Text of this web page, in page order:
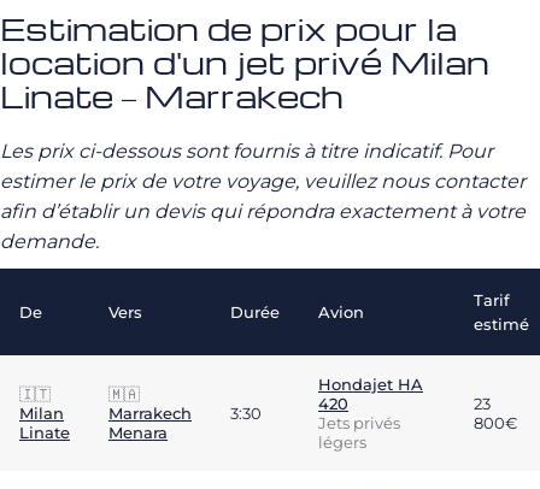
Estimation de prix pour la
location d'un jet privé Milan
Linate – Marrakech
Les prix ci-dessous sont fournis à titre indicatif. Pour
estimer le prix de votre voyage, veuillez nous contacter
afin d’établir un devis qui répondra exactement à votre
demande.
De Vers Durée Avion
Tarif
estimé
🇮🇹
Milan
Linate
🇲🇦
Marrakech
Menara
3:30
Hondajet HA
420
Jets privés
légers
23
800€